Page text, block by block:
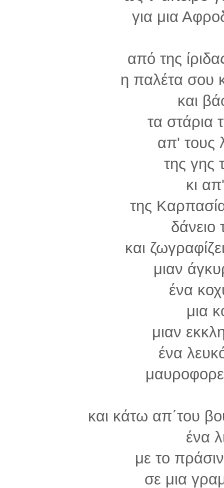
για μια
από της
η παλέτα σου
και
τα στάρια
απ' τους
της γης
κι
της
και
μιαν
ένα
μια
μιαν
ένα
και κάτω απ΄του
ένα
με το
σε μια